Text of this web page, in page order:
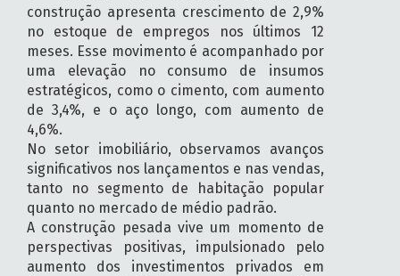
construção apresenta crescimento de 2,9%
no estoque de empregos nos últimos 12
meses. Esse movimento é acompanhado por
uma elevação no consumo de insumos
estratégicos, como o cimento, com aumento
de 3,4%, e o aço longo, com aumento de
4,6%.
No setor imobiliário, observamos avanços
significativos nos lançamentos e nas vendas,
tanto no segmento de habitação popular
quanto no mercado de médio padrão.
A construção pesada vive um momento de
perspectivas positivas, impulsionado pelo
aumento dos investimentos privados em